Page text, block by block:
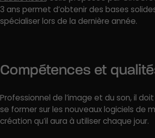
3 ans permet d’obtenir des bases
spécialiser lors de la dernière année.
Compétences et
Professionnel de l’image et du son, il
se former sur les nouveaux logiciels de
création qu’il aura à utiliser chaque jour.